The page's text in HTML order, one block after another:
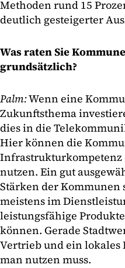
Methoden rund 15
deutlich gesteigerter
Was raten Sie
grundsätzlich?
Palm:Wenn eine
Zukunftsthema
dies in die
Hier können die
nutzen. Ein gut
Stärken der Kommunen
meistens im
leistungsfähige
können. Gerade
Vertrieb und ein lokales
man nutzen muss.